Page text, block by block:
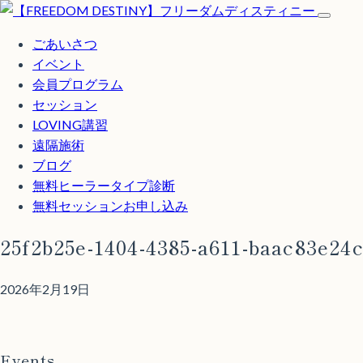
ごあいさつ
イベント
会員プログラム
セッション
LOVING講習
遠隔施術
ブログ
無料ヒーラータイプ診断
無料セッションお申し込み
25f2b25e-1404-4385-a611-
2026年2月19日